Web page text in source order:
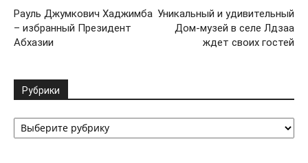
Рауль Джумкович Хаджимба
– избранный Президент
Абхазии
Уникальный и удивительный
Дом-музей в селе Лдзаа
ждет своих гостей
Рубрики
Рубрики